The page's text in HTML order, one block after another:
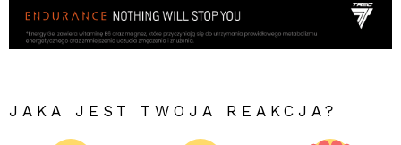
JAKA JEST TWOJA REAKCJA?